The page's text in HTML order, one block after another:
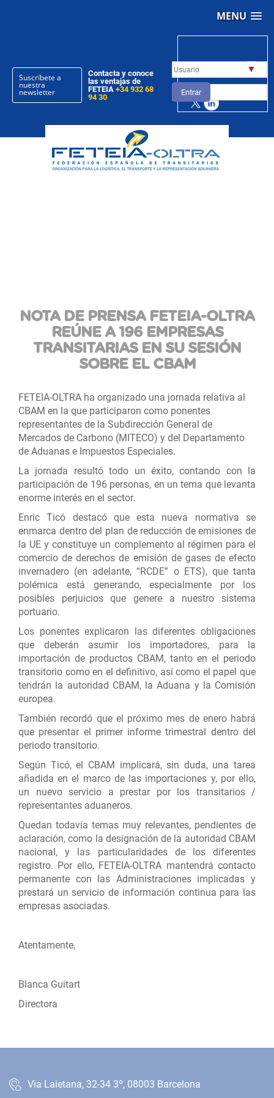
MENU
Suscríbete a
nuestra
newsletter
Contacta y conoce
las ventajas de
FETEIA+34 932 68
94 30
▼
Entrar
NOTA DE PRENSA FETEIA-OLTRA
REÚNE A 196 EMPRESAS
TRANSITARIAS EN SU SESIÓN
SOBRE EL CBAM
FETEIA-OLTRA ha organizado una jornada relativa al
CBAM en la que participaron como ponentes
representantes de la Subdirección General de
Mercados de Carbono (MITECO) y del Departamento
de Aduanas e Impuestos Especiales.
La jornada resultó todo un éxito, contando con la
participación de 196 personas, en un tema que levanta
enorme interés en el sector.
Enric Ticó destacó que esta nueva normativa se
enmarca dentro del plan de reducción de emisiones de
la UE y constituye un complemento al régimen para el
comercio de derechos de emisión de gases de efecto
invernadero (en adelante, “RCDE” o ETS), que tanta
polémica está generando, especialmente por los
posibles perjuicios que genere a nuestro sistema
portuario.
Los ponentes explicaron las diferentes obligaciones
que deberán asumir los importadores, para la
importación de productos CBAM, tanto en el periodo
transitorio como en el definitivo, así como el papel que
tendrán la autoridad CBAM, la Aduana y la Comisión
europea.
También recordó que el próximo mes de enero habrá
que presentar el primer informe trimestral dentro del
periodo transitorio.
Según Ticó, el CBAM implicará, sin duda, una tarea
añadida en el marco de las importaciones y, por ello,
un nuevo servicio a prestar por los transitarios /
representantes aduaneros.
Quedan todavía temas muy relevantes, pendientes de
aclaración, como la designación de la autoridad CBAM
nacional, y las particularidades de los diferentes
registro. Por ello, FETEIA-OLTRA mantendrá contacto
permanente con las Administraciones implicadas y
prestará un servicio de información continua para las
empresas asociadas.
Atentamente,
Blanca Guitart
Directora
Via Laietana, 32-34 3º, 08003 Barcelona